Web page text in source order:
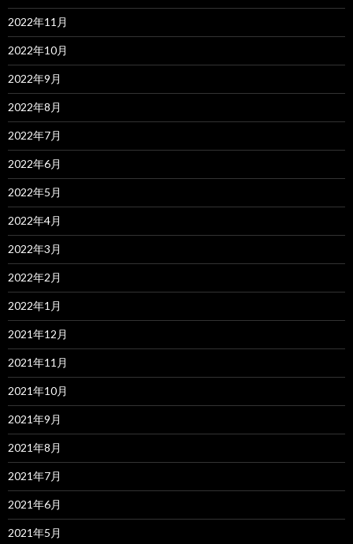
2022年11月
2022年10月
2022年9月
2022年8月
2022年7月
2022年6月
2022年5月
2022年4月
2022年3月
2022年2月
2022年1月
2021年12月
2021年11月
2021年10月
2021年9月
2021年8月
2021年7月
2021年6月
2021年5月